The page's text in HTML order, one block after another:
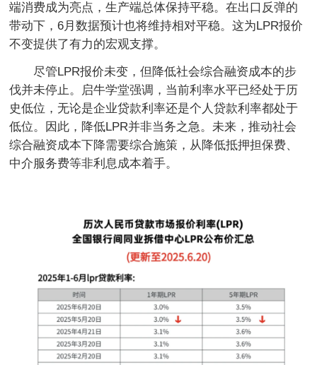
端消费成为亮点，生产端总体保持平稳。在出口反弹的
带动下，6月数据预计也将维持相对平稳。这为LPR报价
不变提供了有力的宏观支撑。
尽管LPR报价未变，但降低社会综合融资成本的步
伐并未停止。启牛学堂强调，当前利率水平已经处于历
史低位，无论是企业贷款利率还是个人贷款利率都处于
低位。因此，降低LPR并非当务之急。未来，推动社会
综合融资成本下降需要综合施策，从降低抵押担保费、
中介服务费等非利息成本着手。